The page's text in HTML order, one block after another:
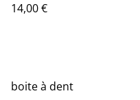
14,00 €
boite à dent